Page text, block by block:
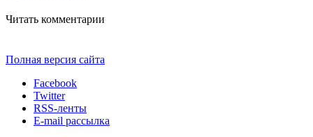
Читать комментарии
Полная версия сайта
Facebook
Twitter
RSS-ленты
E-mail рассылка